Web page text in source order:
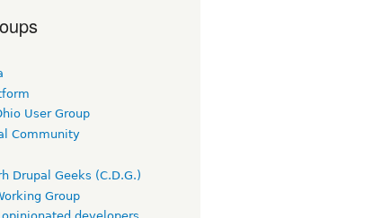
User Group
Community
Drupal Geeks (C.D.G.)
Group